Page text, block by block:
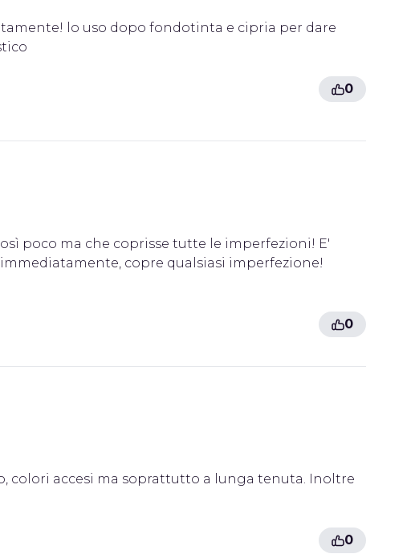
lo uso dopo fondotinta e cipria per dare
0
poco ma che coprisse tutte le imperfezioni! E'
copre qualsiasi imperfezione!
0
colori accesi ma soprattutto a lunga tenuta. Inoltre
0